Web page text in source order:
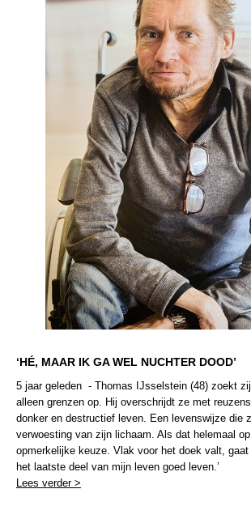
‘HÉ, MAAR IK GA WEL NUCHTER DOOD’
5 jaar geleden - Thomas IJsselstein (48) zoekt
alleen grenzen op. Hij overschrijdt ze met
donker en destructief leven. Een levenswijze die
verwoesting van zijn lichaam. Als dat helemaal
opmerkelijke keuze. Vlak voor het doek valt, gaat
het laatste deel van mijn leven goed leven.’
Lees verder >